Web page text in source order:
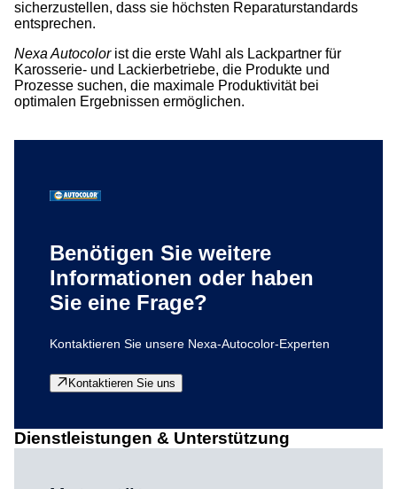
sicherzustellen, dass sie höchsten Reparaturstandards
entsprechen.
Nexa Autocolorist die erste Wahl als Lackpartner für
Karosserie- und Lackierbetriebe, die Produkte und
Prozesse suchen, die maximale Produktivität bei
optimalen Ergebnissen ermöglichen.
Benötigen Sie weitere
Informationen oder haben
Sie eine Frage?
Kontaktieren Sie unsere Nexa-Autocolor-Experten
Kontaktieren Sie uns
Dienstleistungen & Unterstützung